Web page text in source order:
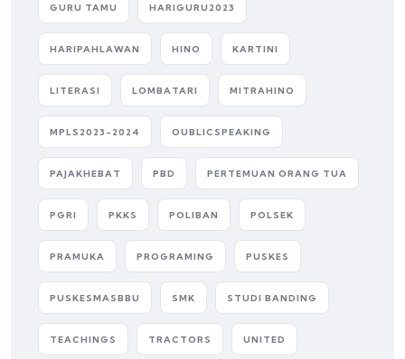
GURU TAMU HARIGURU2023
HARIPAHLAWAN HINO KARTINI
LITERASI LOMBATARI MITRAHINO
MPLS2023-2024 OUBLICSPEAKING
PAJAKHEBAT PBD PERTEMUAN ORANG TUA
PGRI PKKS POLIBAN POLSEK
PRAMUKA PROGRAMING PUSKES
PUSKESMASBBU SMK STUDI BANDING
TEACHINGS TRACTORS UNITED